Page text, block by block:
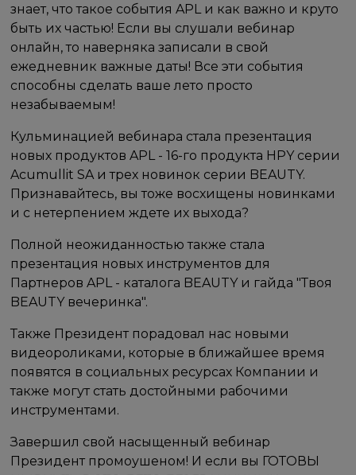
знает, что такое события APL и как важно и круто
быть их частью! Если вы слушали вебинар
онлайн, то наверняка записали в свой
ежедневник важные даты! Все эти события
способны сделать ваше лето просто
незабываемым!
Кульминацией вебинара стала презентация
новых продуктов APL - 16-го продукта HPY серии
Acumullit SA и трех новинок серии BEAUTY.
Признавайтесь, вы тоже восхищены новинками
и с нетерпением ждете их выхода?
Полной неожиданностью также стала
презентация новых инструментов для
Партнеров APL - каталога BEAUTY и гайда "Твоя
BEAUTY вечеринка".
Также Президент порадовал нас новыми
видеороликами, которые в ближайшее время
появятся в социальных ресурсах Компании и
также могут стать достойными рабочими
инструментами.
Завершил свой насыщенный вебинар
Президент промоушеном! И если вы ГОТОВЫ